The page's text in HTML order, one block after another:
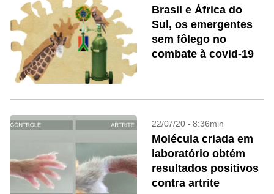
Brasil e África do
Sul, os emergentes
sem fôlego no
combate à covid-19
22/07/20 - 8:36min
Molécula criada em
laboratório obtém
resultados positivos
contra artrite